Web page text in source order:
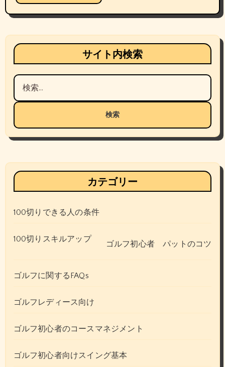
サイト内検索
検
索:
カテゴリー
100切りできる人の条件
100切りスキルアップ
ゴルフ初心者 パットのコツ
ゴルフに関するFAQs
ゴルフレディース向け
ゴルフ初心者のコースマネジメント
ゴルフ初心者向けスイング基本